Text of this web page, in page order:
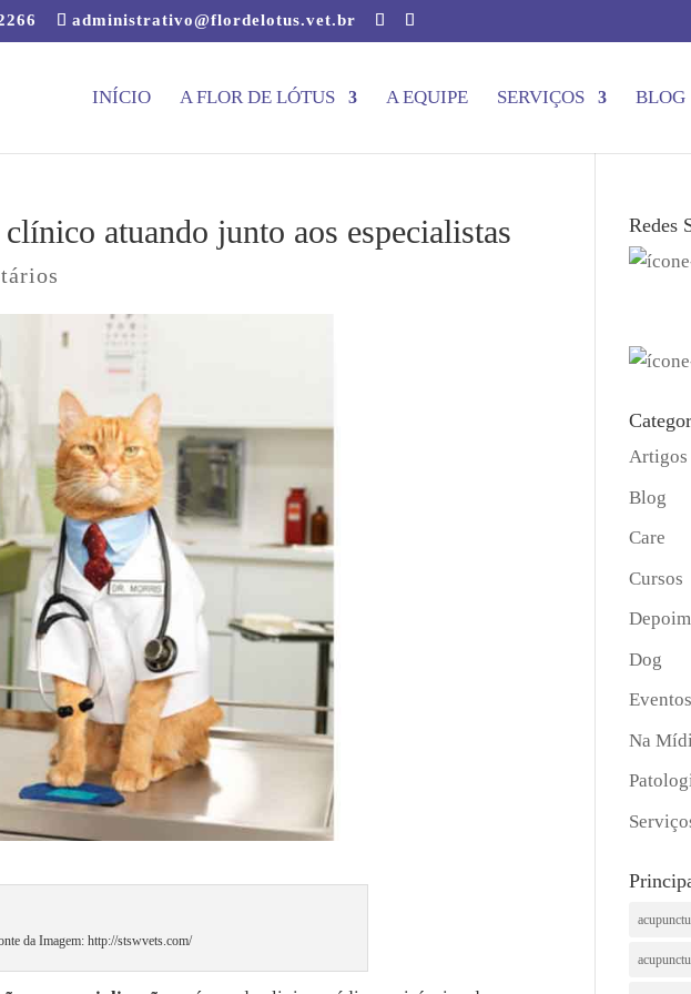
administrativo@flordelotus.vet.br
INÍCIO A FLOR DE LÓTUS A EQUIPE SERVIÇOS BLOG
atuando junto aos especialistas
da Imagem: http://stswvets.com/
Redes
Artigos
Blog
Care
Cursos
Dog
Eventos
Na